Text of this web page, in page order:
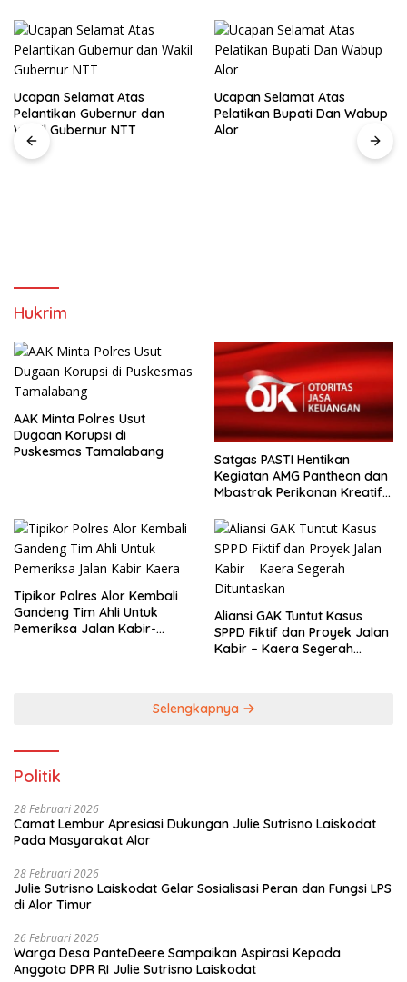
Ucapan Selamat Atas
Pelantikan Gubernur dan
Wakil Gubernur NTT
Ucapan Selamat Atas
Pelatikan Bupati Dan Wabup
Alor
Hukrim
AAK Minta Polres Usut
Dugaan Korupsi di
Puskesmas Tamalabang
Satgas PASTI Hentikan
Kegiatan AMG Pantheon dan
Mbastrak Perikanan Kreatif
Tipikor Polres Alor Kembali
Gandeng Tim Ahli Untuk
Pemeriksa Jalan Kabir-
Aliansi GAK Tuntut Kasus
SPPD Fiktif dan Proyek Jalan
Kabir – Kaera Segerah
Selengkapnya
Politik
28 Februari 2026
Camat Lembur Apresiasi Dukungan Julie Sutrisno Laiskodat
Pada Masyarakat Alor
28 Februari 2026
Julie Sutrisno Laiskodat Gelar Sosialisasi Peran dan Fungsi LPS
di Alor Timur
26 Februari 2026
Warga Desa PanteDeere Sampaikan Aspirasi Kepada
Anggota DPR RI Julie Sutrisno Laiskodat